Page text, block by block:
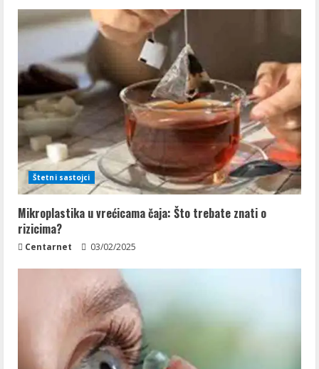
Štetni sastojci
Mikroplastika u vrećicama čaja: Što trebate znati o
rizicima?
Centarnet 03/02/2025